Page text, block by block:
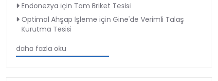
Endonezya için Tam Briket Tesisi
Optimal Ahşap İşleme için Gine'de Verimli Talaş
Kurutma Tesisi
daha fazla oku